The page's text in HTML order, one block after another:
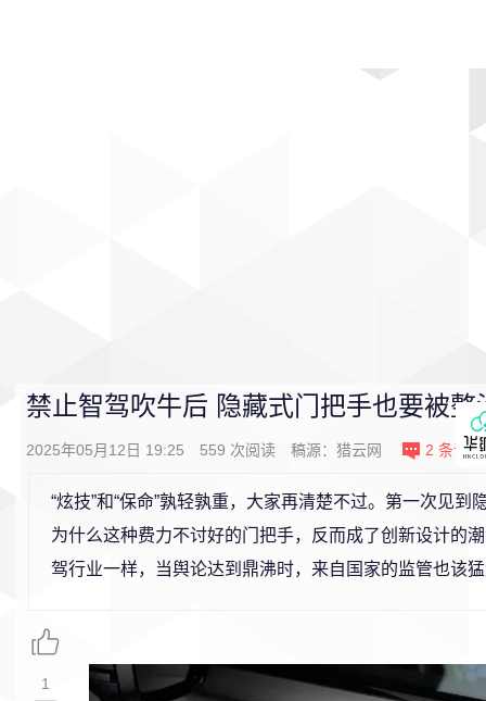
禁止智驾吹牛后 隐藏式门把手也要被整
2025年05月12日 19:25 559 次阅读 稿源：猎云网 2 条评论
“炫技”和“保命”孰轻孰重，大家再清楚不过。第一次见到
为什么这种费力不讨好的门把手，反而成了创新设计的
驾行业一样，当舆论达到鼎沸时，来自国家的监管也该
1